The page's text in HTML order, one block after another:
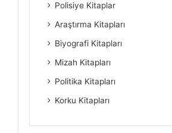
Polisiye Kitaplar
Araştırma Kitapları
Biyografi Kitapları
Mizah Kitapları
Politika Kitapları
Korku Kitapları